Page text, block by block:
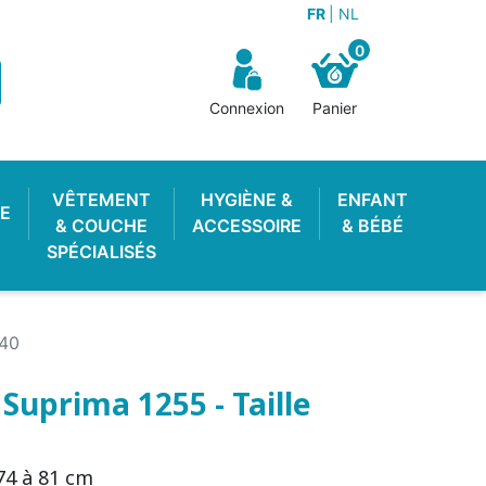
FR NL
Connexion
0
Panier
VÊTEMENT
& COUCHE
SPÉCIALISÉS
LAVABLE
HYGIÈNE &
ACCESSOIRE
PIPI
ENFANT
& BÉBÉ
ENFANT
1255 - Taille
à 81 cm